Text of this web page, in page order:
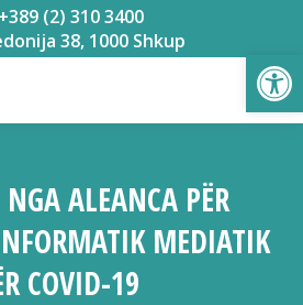
+389 (2) 310 3400
38, 1000 Shkup
NGA ALEANCA PËR
MEDIATIK
COVID-19